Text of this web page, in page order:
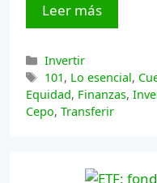
Leer más
Categorías
Invertir
Etiquetas
101, Lo esencial,
Equidad, Finanzas,
Cepo, Transferir